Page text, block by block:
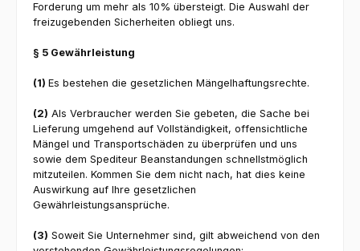
Forderung um mehr als 10% übersteigt. Die Auswahl der
freizugebenden Sicherheiten obliegt uns.
§ 5 Gewährleistung
(1) Es bestehen die gesetzlichen Mängelhaftungsrechte.
(2) Als Verbraucher werden Sie gebeten, die Sache bei
Lieferung umgehend auf Vollständigkeit, offensichtliche
Mängel und Transportschäden zu überprüfen und uns
sowie dem Spediteur Beanstandungen schnellstmöglich
mitzuteilen. Kommen Sie dem nicht nach, hat dies keine
Auswirkung auf Ihre gesetzlichen
Gewährleistungsansprüche.
(3) Soweit Sie Unternehmer sind, gilt abweichend von den